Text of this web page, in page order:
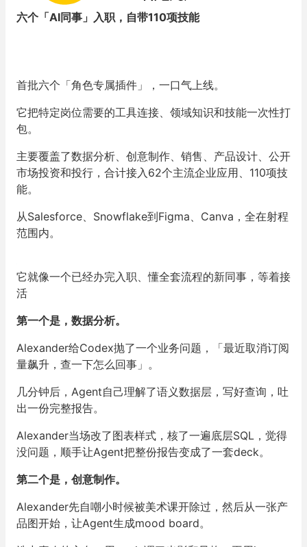
六个「AI同事」入职，自带110项技能
首批六个「角色专属插件」，一口气上线。
它把特定岗位需要的工具连接、领域知识和技能一次性打
包。
主要覆盖了数据分析、创意制作、销售、产品设计、公开
市场投资和投行，合计接入62个主流企业应用、110项技
能。
从Salesforce、Snowflake到Figma、Canva，全在射程
范围内。
它就像一个已经办完入职、懂全套流程的新同事，等着接
活
第一个是，数据分析。
Alexander给Codex抛了一个业务问题，「最近取消订阅
量飙升，查一下怎么回事」。
几分钟后，Agent自己理解了语义数据层，写好查询，吐